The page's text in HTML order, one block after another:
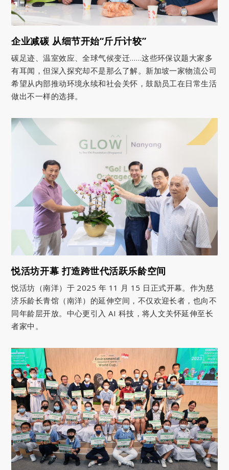
企业减碳 从细节开始“斤斤计较”
碳足迹、温室效应、全球气候变迁……这些环保议题大家多
有耳闻，但深入探究却不是那么了解。新加坡一家物流公司
希望从内部推动环境永续和社会关怀，鼓励员工在日常生活
做出不一样的选择。
悦活坊开幕 打造跨世代活跃乐龄空间
悦活坊（南洋）于 2025 年 11 月 15 日正式开幕。作为慈
济乐龄长青馆（南洋）的延伸空间，不仅欢迎长者，也向不
同年龄层开放。中心更引入 AI 科技，将人文关怀延伸至长
者家中。